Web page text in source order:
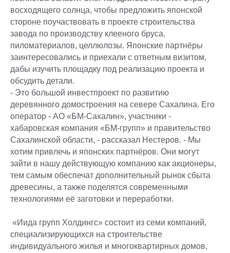
восходящего солнца, чтобы предложить японской
стороне поучаствовать в проекте строительства
завода по производству клееного бруса,
пиломатериалов, целлюлозы. Японские партнёры
заинтересовались и приехали с ответным визитом,
дабы изучить площадку под реализацию проекта и
обсудить детали.
- Это большой инвестпроект по развитию
деревянного домостроения на севере Сахалина. Его
оператор - АО «БМ-Сахалин», участники -
хабаровская компания «БМ-групп» и правительство
Сахалинской области, - рассказал Нестеров. - Мы
хотим привлечь и японских партнёров. Они могут
зайти в нашу действующую компанию как акционеры,
тем самым обеспечат дополнительный рынок сбыта
древесины, а также поделятся современными
технологиями её заготовки и переработки.
«Иида групп Холдингс» состоит из семи компаний,
специализирующихся на строительстве
индивидуального жилья и многоквартирных домов,